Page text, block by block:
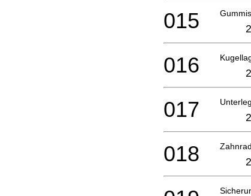
015
016
017
018